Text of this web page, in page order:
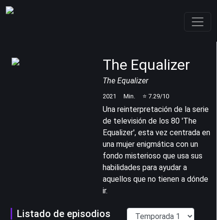
The Equalizer
The Equalizer
2021 Min. ⭐ 7.29/10
Una reinterpretación de la serie
de televisión de los 80 'The
Equalizer', esta vez centrada en
una mujer enigmática con un
fondo misterioso que usa sus
habilidades para ayudar a
aquellos que no tienen a dónde
ir.
Listado de episodios